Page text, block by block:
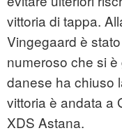
vittoria di tappa.
Vingegaard è
numeroso che si
danese ha chiuso
vittoria è andata a
XDS Astana.